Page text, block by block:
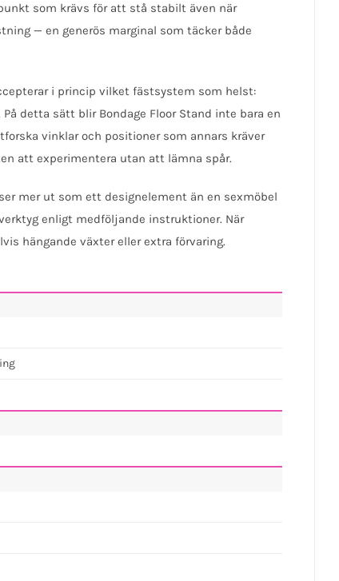
som krävs för att stå stabilt även när
— en generös marginal som täcker både
i princip vilket fästsystem som helst:
detta sätt blir Bondage Floor Stand inte bara en
vinklar och positioner som annars kräver
att experimentera utan att lämna spår.
mer ut som ett designelement än en sexmöbel
enligt medföljande instruktioner. När
hängande växter eller extra förvaring.